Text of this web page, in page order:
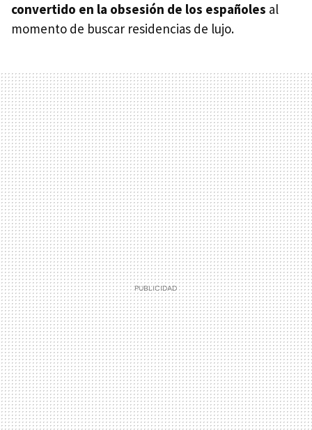
convertido en la obsesión de los españoles al
momento de buscar residencias de lujo.